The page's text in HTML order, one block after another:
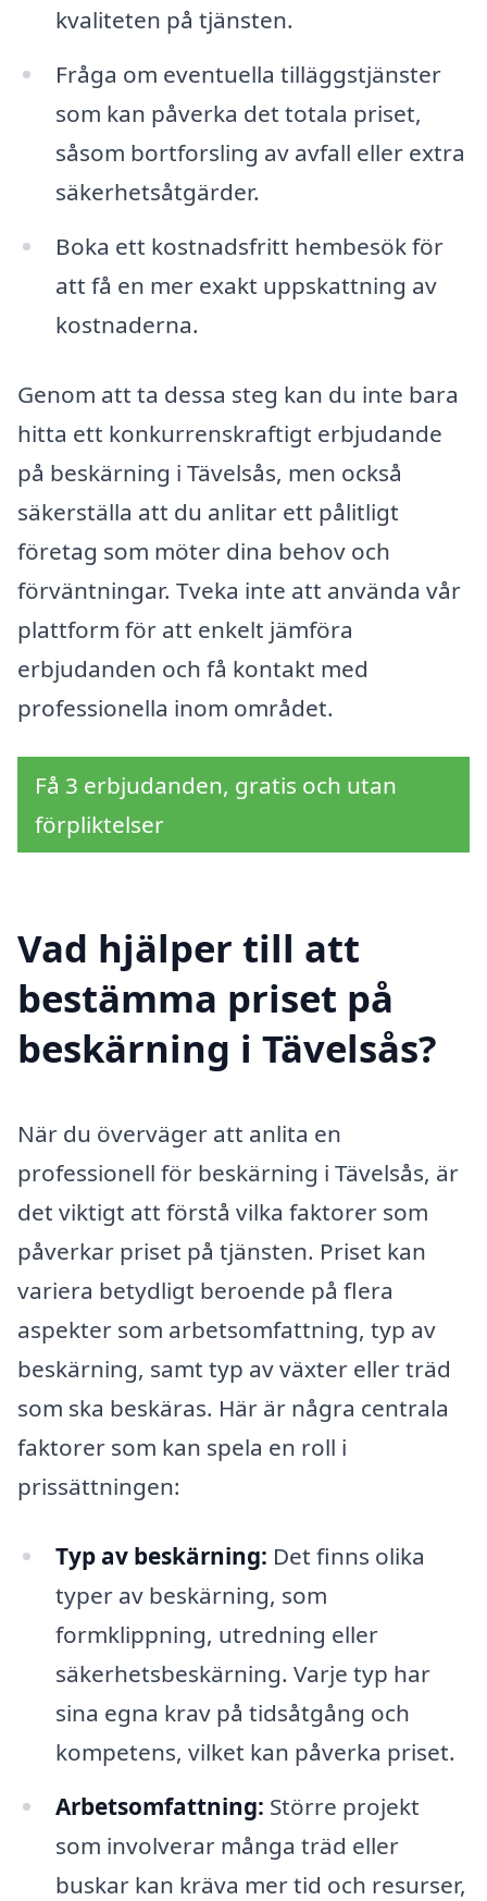
kvaliteten på tjänsten.
Fråga om eventuella tilläggstjänster
som kan påverka det totala priset,
såsom bortforsling av avfall eller extra
säkerhetsåtgärder.
Boka ett kostnadsfritt hembesök för
att få en mer exakt uppskattning av
kostnaderna.
Genom att ta dessa steg kan du inte bara
hitta ett konkurrenskraftigt erbjudande
på beskärning i Tävelsås, men också
säkerställa att du anlitar ett pålitligt
företag som möter dina behov och
förväntningar. Tveka inte att använda vår
plattform för att enkelt jämföra
erbjudanden och få kontakt med
professionella inom området.
Få 3 erbjudanden, gratis och utan
förpliktelser
Vad hjälper till att
bestämma priset på
beskärning i Tävelsås?
När du överväger att anlita en
professionell för beskärning i Tävelsås, är
det viktigt att förstå vilka faktorer som
påverkar priset på tjänsten. Priset kan
variera betydligt beroende på flera
aspekter som arbetsomfattning, typ av
beskärning, samt typ av växter eller träd
som ska beskäras. Här är några centrala
faktorer som kan spela en roll i
prissättningen:
Typ av beskärning: Det finns olika
typer av beskärning, som
formklippning, utredning eller
säkerhetsbeskärning. Varje typ har
sina egna krav på tidsåtgång och
kompetens, vilket kan påverka priset.
Arbetsomfattning: Större projekt
som involverar många träd eller
buskar kan kräva mer tid och resurser,